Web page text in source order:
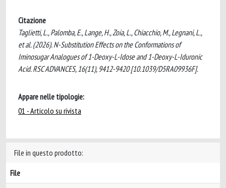
Citazione
Taglietti, L., Palomba, E., Lange, H., Zoia, L., Chiacchio, M., Legnani, L.,
et al. (2026). N-Substitution Effects on the Conformations of
Iminosugar Analogues of 1-Deoxy-L-Idose and 1-Deoxy-L-Iduronic
Acid. RSC ADVANCES, 16(11), 9412-9420 [10.1039/D5RA09936F].
Appare nelle tipologie:
01 - Articolo su rivista
File in questo prodotto:
File